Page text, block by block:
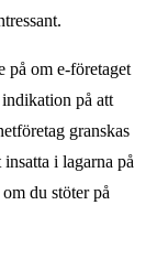
på om e-företaget
på att
granskas
i lagarna på
du stöter på